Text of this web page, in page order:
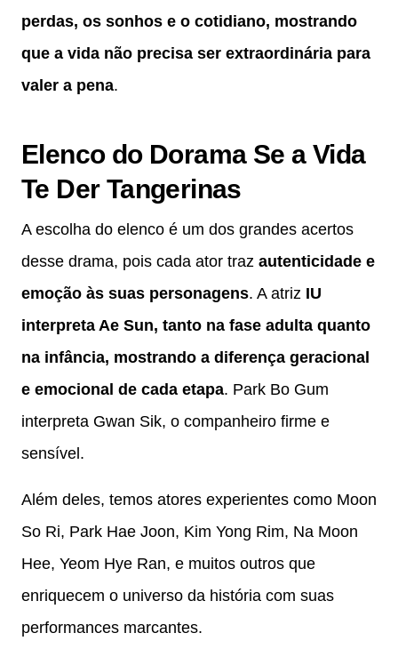
perdas, os sonhos e o cotidiano, mostrando
que a vida não precisa ser extraordinária para
valer a pena.
Elenco do Dorama Se a Vida
Te Der Tangerinas
A escolha do elenco é um dos grandes acertos
desse drama, pois cada ator traz autenticidade e
emoção às suas personagens. A atriz IU
interpreta Ae Sun, tanto na fase adulta quanto
na infância, mostrando a diferença geracional
e emocional de cada etapa. Park Bo Gum
interpreta Gwan Sik, o companheiro firme e
sensível.
Além deles, temos atores experientes como Moon
So Ri, Park Hae Joon, Kim Yong Rim, Na Moon
Hee, Yeom Hye Ran, e muitos outros que
enriquecem o universo da história com suas
performances marcantes.